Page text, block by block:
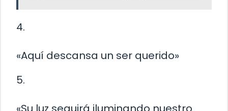
4.
«Aquí descansa un ser querido»
5.